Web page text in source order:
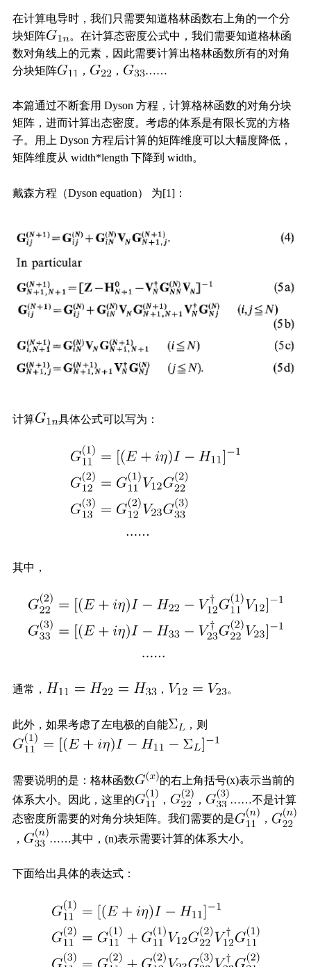
在计算电导时，我们只需要知道格林函数右上角的一个分
块矩阵
。在计算态密度公式中，我们需要知道格林函
数对角线上的元素，因此需要计算出格林函数所有的对角
分块矩阵
， ， ……
本篇通过不断套用 Dyson 方程，计算格林函数的对角分块
矩阵，进而计算出态密度。考虑的体系是有限长宽的方格
子。用上 Dyson 方程后计算的矩阵维度可以大幅度降低，
矩阵维度从 width*length 下降到 width。
戴森方程（Dyson equation） 为[1]：
计算 具体公式可以写为：
其中，
通常， ， 。
此外，如果考虑了左电极的自能 ，则
需要说明的是：格林函数
的右上角括号(x)表示当前的
体系大小。因此，这里的
， ，
……不是计算
态密度所需要的对角分块矩阵。我们需要的是
，
，
……其中，(n)表示需要计算的体系大小。
下面给出具体的表达式：